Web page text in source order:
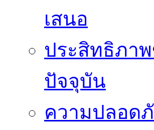
เสนอ
ประสิทธิภาพ
ปัจจุบัน
ความปลอด